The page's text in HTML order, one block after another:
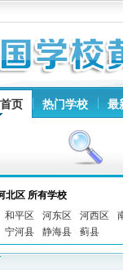
页 热门学校 最
北区 所有学校
和平区
河东区 河西区
宁河县
静海县 蓟县